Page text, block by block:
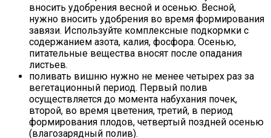
вносить удобрения весной и осенью. Весной,
нужно вносить удобрения во время формирования
завязи. Используйте комплексные подкормки с
содержанием азота, калия, фосфора. Осенью,
питательные вещества вносят после опадания
листьев.
поливать вишню нужно не менее четырех раз за
вегетационный период. Первый полив
осуществляется до момента набухания почек,
второй, во время цветения, третий, в период
формирования плодов, четвертый поздней осенью
(влагозарядный полив).